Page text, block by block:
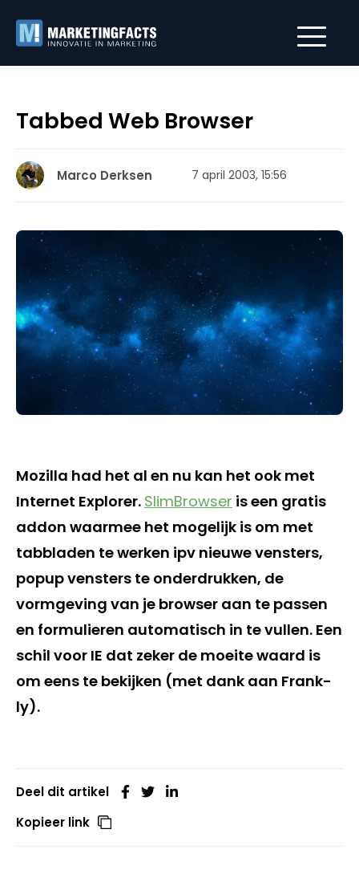
Tabbed Web Browser
Marco Derksen 7 april 2003, 15:56
Mozilla had het al en nu kan het ook met
Internet Explorer. SlimBrowser is een gratis
addon waarmee het mogelijk is om met
tabbladen te werken ipv nieuwe vensters,
popup vensters te onderdrukken, de
vormgeving van je browser aan te passen
en formulieren automatisch in te vullen. Een
schil voor IE dat zeker de moeite waard is
om eens te bekijken (met dank aan Frank-
ly).
Deel dit artikel
Kopieer link